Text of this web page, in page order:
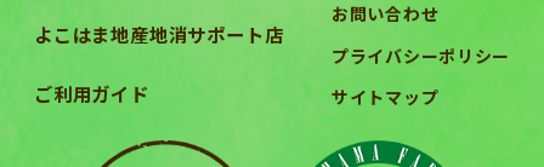
よこはま地産地消サポート店
ご利用ガイド
お問い合わせ
プライバシーポリシー
サイトマップ